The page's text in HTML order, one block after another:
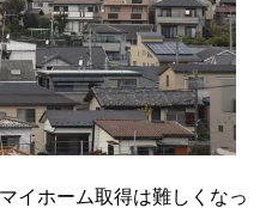
イホーム取得は難しくなっ